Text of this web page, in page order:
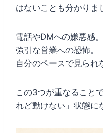
はないことも分かりま
電話やDMへの嫌悪感。
強引な営業への恐怖。
自分のペースで見られ
この3つが重なること
れど動けない」状態に